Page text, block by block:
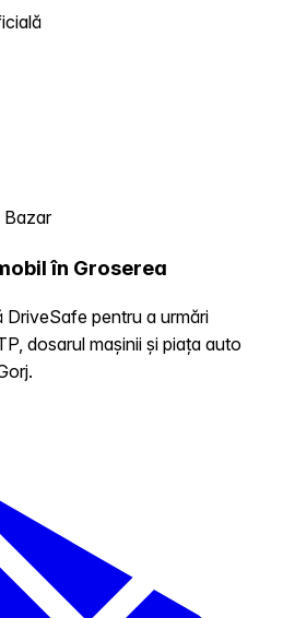
Bazar
în Groserea
pentru a urmări
dosarul mașinii și piața auto